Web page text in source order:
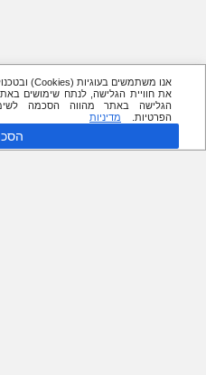
את חוויית הגלישה, לנתח שימושים
הגלישה באתר מהווה הסכמה
הפרטיות.
מדיניות